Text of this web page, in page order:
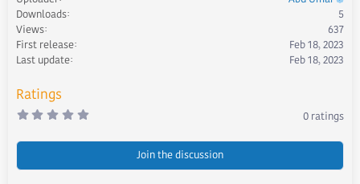
i
o
n
s
Downloads
5
Views
637
First release
Feb 18, 2023
Last update
Feb 18, 2023
Ratings
0
0
0 ratings
Join the discussion